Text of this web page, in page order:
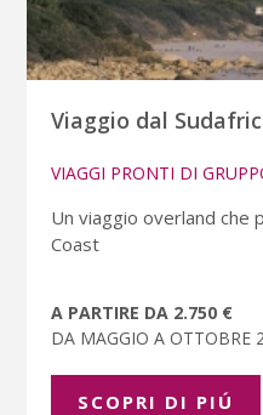
Viaggio dal
VIAGGI PRONTI DI
Un viaggio overland che
Coast
A PARTIRE DA 2.750 €
DA MAGGIO A OTTOBRE
SCOPRI DI PIÚ